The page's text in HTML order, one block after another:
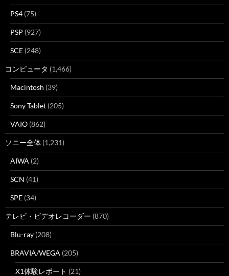
PS4 (75)
PSP (927)
SCE (248)
コンピュータ (1,466)
Macintosh (39)
Sony Tablet (205)
VAIO (862)
ソニー全体 (1,231)
AIWA (2)
SCN (41)
SPE (34)
テレビ・ビデオレコーダー (870)
Blu-ray (208)
BRAVIA/WEGA (205)
X1体験レポート (21)